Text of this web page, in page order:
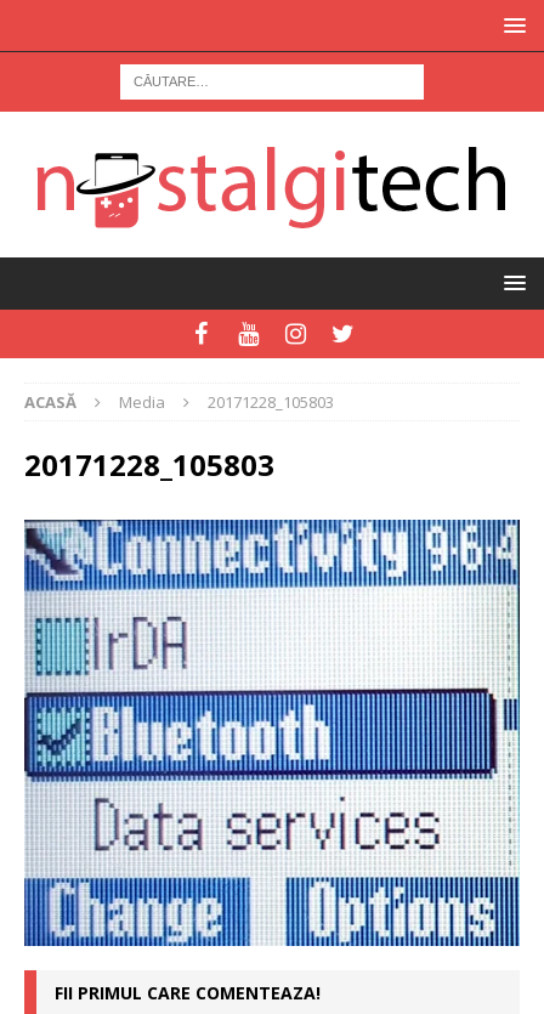
ACASĂ Media 20171228_105803
20171228_105803
FII PRIMUL CARE COMENTEAZA!